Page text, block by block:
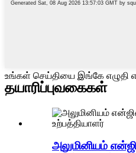
உங்கள் செய்தியை இங்கே எழுதி
தயாரிப்புவகைகள்
அலுமினியம்